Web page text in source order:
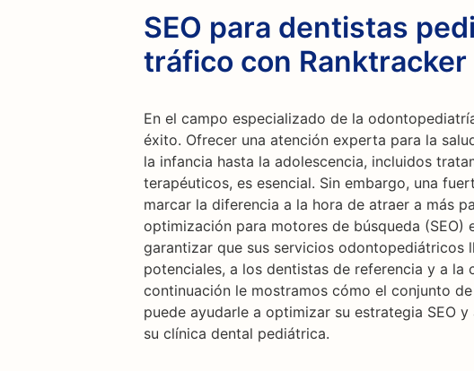
SEO para dentistas
tráfico con Ranktracker
En el campo especializado de la
éxito. Ofrecer una atención experta para la
la infancia hasta la adolescencia, incluidos
terapéuticos, es esencial. Sin embargo, una
marcar la diferencia a la hora de atraer a más
optimización para motores de búsqueda (SEO)
garantizar que sus servicios odontopediátricos
potenciales, a los dentistas de referencia y a la
continuación le mostramos cómo el conjunto
puede ayudarle a optimizar su estrategia SEO
su clínica dental pediátrica.